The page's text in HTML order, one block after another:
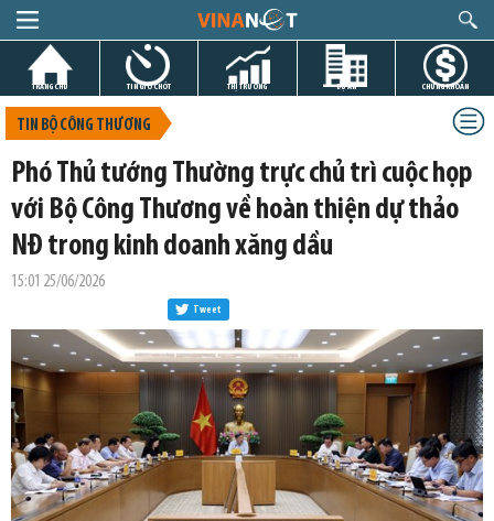
TRANG CHỦ TIN GIỜ CHÓT THỊ TRƯỜNG DỰ ÁN CHỨNG KHOÁN
TIN BỘ CÔNG THƯƠNG
Phó Thủ tướng Thường trực chủ trì cuộc họp
với Bộ Công Thương về hoàn thiện dự thảo
NĐ trong kinh doanh xăng dầu
15:01 25/06/2026
Tweet